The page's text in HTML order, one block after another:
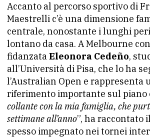
Accanto al percorso sportivo di
Maestrelli c’è una dimensione
centrale, nonostante i lunghi
lontano da casa. A Melbourne
fidanzataEleonora Cedeño,
all’Università di Pisa, che lo ha
l’Australian Open e rappresenta
riferimento importante sul piano
collante con la mia famiglia, che
settimane all’anno”, ha raccontato
spesso impegnato nei tornei